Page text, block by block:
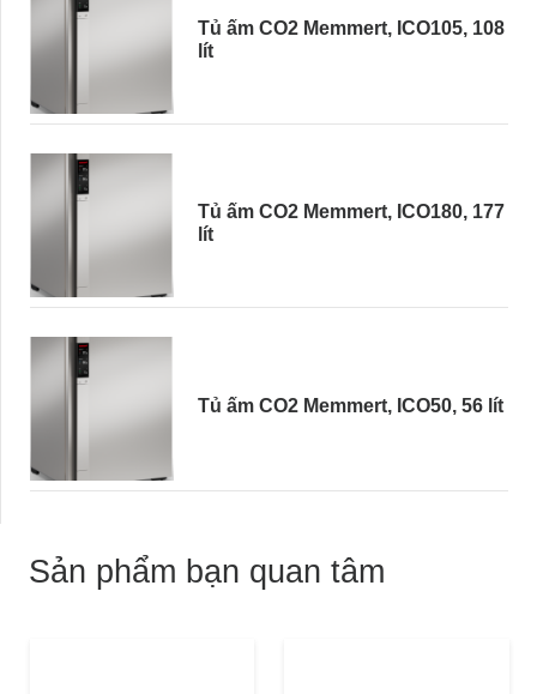
Tủ ấm CO2 Memmert, ICO105, 108
lít
Tủ ấm CO2 Memmert, ICO180, 177
lít
Tủ ấm CO2 Memmert, ICO50, 56 lít
Sản phẩm bạn quan tâm